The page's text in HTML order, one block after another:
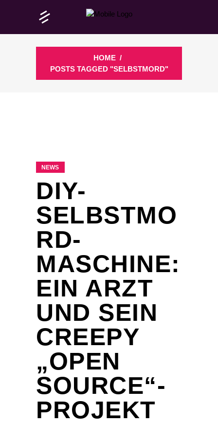
HOME /
POSTS TAGGED "SELBSTMORD"
NEWS
DIY-
SELBSTMO
RD-
MASCHINE:
EIN ARZT
UND SEIN
CREEPY
„OPEN
SOURCE“-
PROJEKT